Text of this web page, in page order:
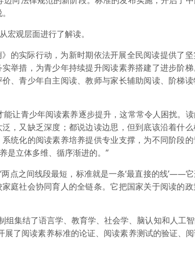
宏观层面进行了解读。
的实际行动，为新时期依法开展全民阅读提供了
举措，为青少年持续提升阅读素养搭建了进步阶
、青少年自主阅读、教师与家长辅助阅读、阶梯
让青少年阅读素养逐步提升，这常常令人困扰。
，又缺乏深度；都说边读边思，但到底该沿着什
统化的阅读素养培养提供专业支撑，为不同阶段
是立体多维、循序渐进的。”
点之间线段最短，标准就是一条‘最直接的线’——
庭社会协同育人的全链条。它把国家关于阅读的
组集结了语言学、教育学、社会学、脑认知和人工
了阅读素养标准的论证、阅读素养测试的验证、